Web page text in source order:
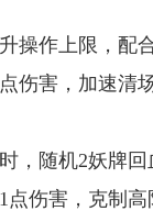
操作上限，配
伤害，加速清
，随机2妖牌
点伤害，克制